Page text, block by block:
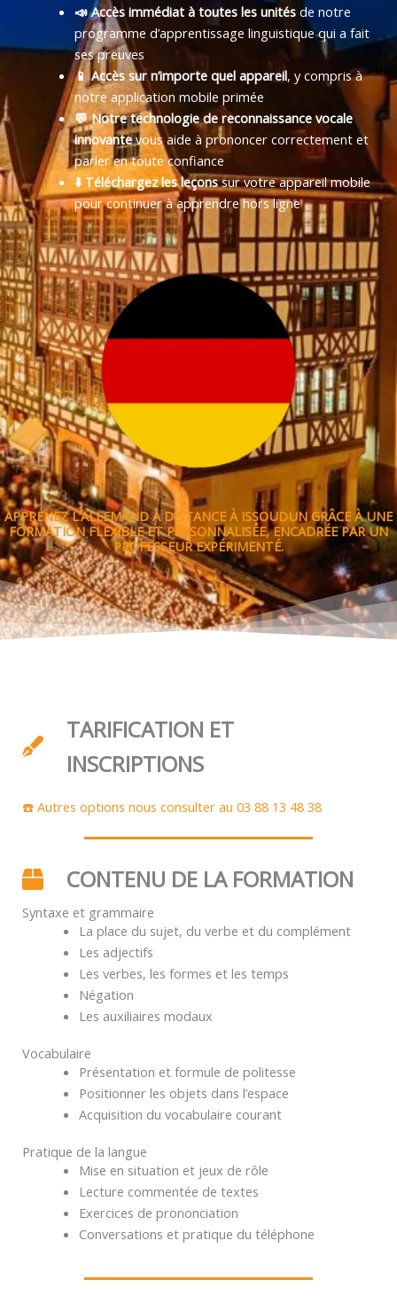
📣 Accès immédiat à toutes les unitésde notre
programme d’apprentissage linguistique qui a fait
ses preuves
📱 Accès sur n’importe quel appareil, y compris à
notre application mobile primée
💬 Notre technologie de reconnaissance vocale
innovantevous aide à prononcer correctement et
parler en toute confiance
⬇️ Téléchargez les leçonssur votre appareil mobile
pour continuer à apprendre hors ligne
APPRENEZ L’ALLEMAND À DISTANCE À ISSOUDUN GRÂCE À UNE
FORMATION FLEXIBLE ET PERSONNALISÉE, ENCADRÉE PAR UN
PROFESSEUR EXPÉRIMENTÉ.
TARIFICATION ET
INSCRIPTIONS
☎️ Autres options nous consulter au 03 88 13 48 38
CONTENU DE LA FORMATION
Syntaxe et grammaire
La place du sujet, du verbe et du complément
Les adjectifs
Les verbes, les formes et les temps
Négation
Les auxiliaires modaux
Vocabulaire
Présentation et formule de politesse
Positionner les objets dans l’espace
Acquisition du vocabulaire courant
Pratique de la langue
Mise en situation et jeux de rôle
Lecture commentée de textes
Exercices de prononciation
Conversations et pratique du téléphone